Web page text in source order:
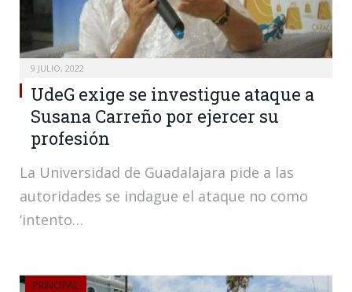
9 JULIO, 2022
UdeG exige se investigue ataque a
Susana Carreño por ejercer su
profesión
La Universidad de Guadalajara pide a las
autoridades se indague el ataque no como
‘intento…
PRINCIPAL